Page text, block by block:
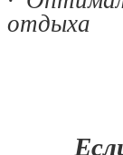
отдыха